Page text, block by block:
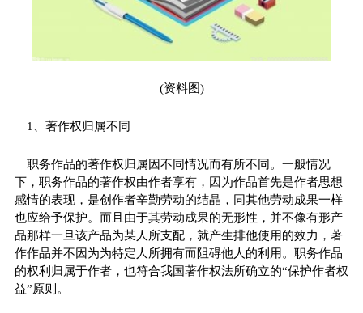
(资料图)
1、著作权归属不同
职务作品的著作权归属因不同情况而有所不同。一般情况
下，职务作品的著作权由作者享有，因为作品首先是作者思想
感情的表现，是创作者辛勤劳动的结晶，同其他劳动成果一样
也应给予保护。而且由于其劳动成果的无形性，并不像有形产
品那样一旦该产品为某人所支配，就产生排他使用的效力，著
作作品并不因为为特定人所拥有而阻碍他人的利用。职务作品
的权利归属于作者，也符合我国著作权法所确立的“保护作者权
益”原则。